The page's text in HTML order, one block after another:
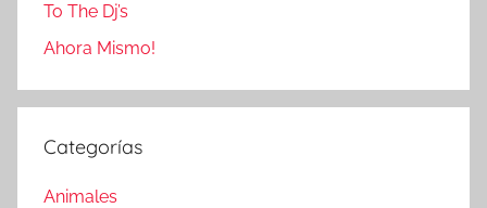
To The Dj’s
Ahora Mismo!
Categorías
Animales